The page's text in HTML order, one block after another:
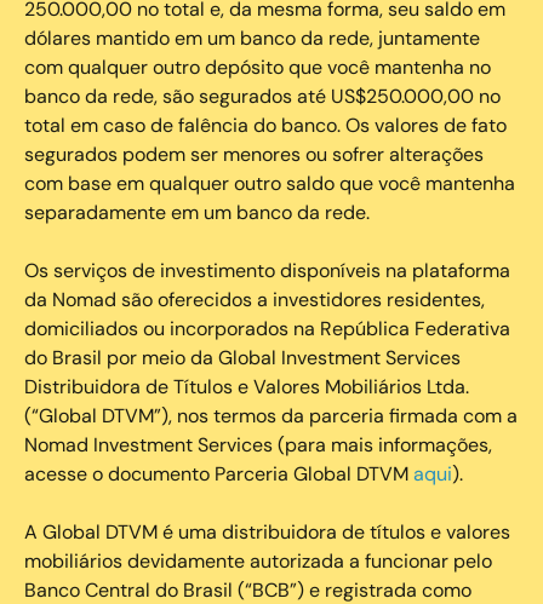
250.000,00 no total e, da mesma forma, seu saldo em
dólares mantido em um banco da rede, juntamente
com qualquer outro depósito que você mantenha no
banco da rede, são segurados até US$250.000,00 no
total em caso de falência do banco. Os valores de fato
segurados podem ser menores ou sofrer alterações
com base em qualquer outro saldo que você mantenha
separadamente em um banco da rede.
Os serviços de investimento disponíveis na plataforma
da Nomad são oferecidos a investidores residentes,
domiciliados ou incorporados na República Federativa
do Brasil por meio da Global Investment Services
Distribuidora de Títulos e Valores Mobiliários Ltda.
(“Global DTVM”), nos termos da parceria firmada com a
Nomad Investment Services (para mais informações,
acesse o documento Parceria Global DTVMaqui).
A Global DTVM é uma distribuidora de títulos e valores
mobiliários devidamente autorizada a funcionar pelo
Banco Central do Brasil (“BCB”) e registrada como